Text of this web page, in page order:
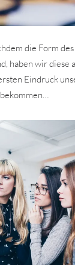
die Form
haben wir diese
Eindruck
bekommen…